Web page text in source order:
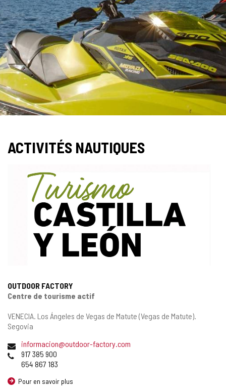
ACTIVITÉS NAUTIQUES
OUTDOOR FACTORY
Centre de tourisme actif
Adresse
postale
VENECIA. Los Ángeles de Vegas de Matute (Vegas de Matute).
Segovia
Adresse
de
courrier
informacion@outdoor-factory.com
Téléphones
917 385 900
654 867 183
Pour en savoir plus